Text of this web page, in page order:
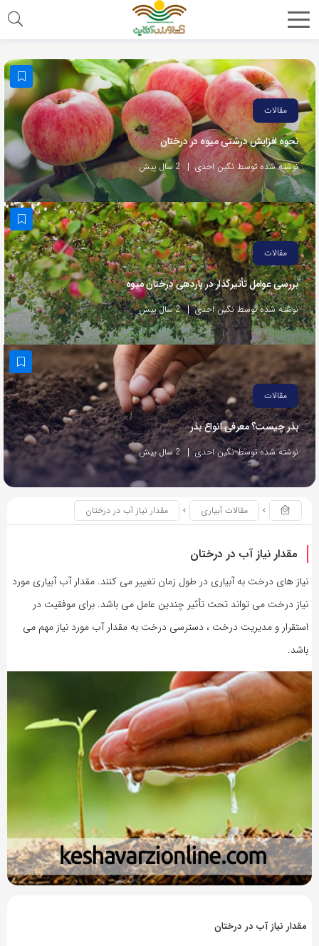
مقالات
نحوه افزایش درشتی میوه در درختان
نوشته شده توسط نگین احدی 2 سال پیش
مقالات
بررسی عوامل تأثیرگذار در باردهی درختان میوه
نوشته شده توسط نگین احدی 2 سال پیش
مقالات
بذر چیست؟ معرفی انواع بذر
نوشته شده توسط نگین احدی 2 سال پیش
مقالات آبیاری مقدار نیاز آب در درختان
مقدار نیاز آب در درختان
نیاز های درخت به آبیاری در طول زمان تغییر می کنند. مقدار آب آبیاری مورد
نیاز درخت می تواند تحت تأثیر چندین عامل می باشد. برای موفقیت در
استقرار و مدیریت درخت ، دسترسی درخت به مقدار آب مورد نیاز مهم می
باشد.
مقدار نیاز آب در درختان